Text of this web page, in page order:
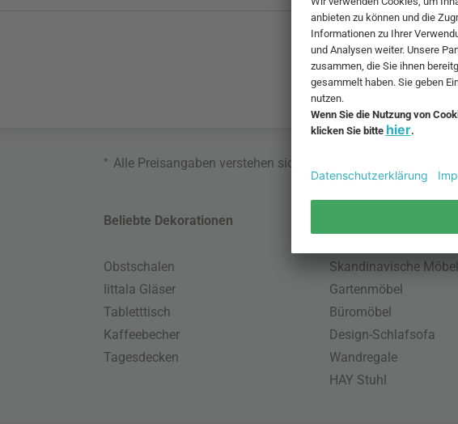
* Alle Preisangaben verstehen sich inklusive MwSt. und zzgl.
Beliebte Dekorationen
Obstschalen
Iittala Gläser
Tabletttisch
Kaffeebecher
Tagesdecken
Skandinavische Möbel
Gartenmöbel
Büromöbel
Design-Schlafsofa
Wandregale
HAY Stuhl